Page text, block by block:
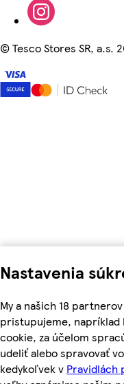
Nastavenia
My a našich 18
pristupujeme, napríklad
cookie, za účelom
udeliť alebo spravovať
kedykoľvek v Pravidlách
©Tesco Stores SR, a.s.